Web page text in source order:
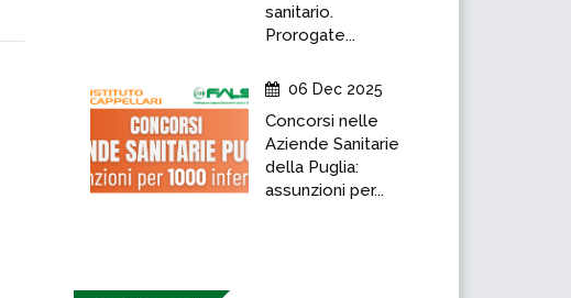
sanitario.
Prorogate...
06 Dec 2025
Concorsi nelle
Aziende Sanitarie
della Puglia:
assunzioni per...